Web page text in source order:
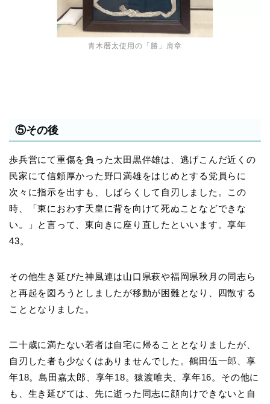
青木暦太使用の「勝」肩章
⑤その後
歩兵営にて重傷を負った太田黒伴雄は、逃げこんだ近くの
民家にて信頼厚かった野口満雄をはじめとする党員らに
次々に指示を出すも、しばらくして自刃しました。この
時、「東におわす天皇に背を向けて死ぬことなどできな
い。」と言って、東向きに座り直したといいます。享年
43。
その他生き延びた神風連は山口県萩や福岡県秋月の同志ら
と再起を図ろうとしましたが移動が困難となり、四散する
こととなりました。
二十歳に満たない若者は自宅に帰ることとなりましたが、
自刃した者も少なくはありませんでした。鶴田伍一郎、享
年18。島田嘉太郎、享年18。猿渡唯夫、享年16。その他に
も、生き延びては、先に逝った同志に顔向けできないと自